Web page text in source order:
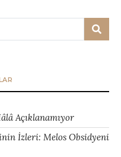
Açıklanamıyor
İzleri: Melos Obsidyeni